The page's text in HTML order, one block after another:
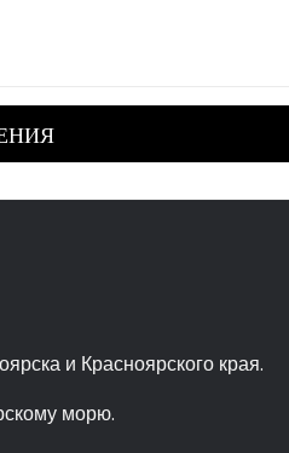
и Красноярского края.
морю.